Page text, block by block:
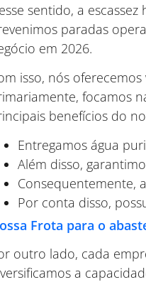
sentido, a
paradas
em 2026.
isso, nós
focamos
benefícios do
Entregamos água
Além disso,
Consequentemente,
Por conta disso,
Frota para o
outro lado, cada
a